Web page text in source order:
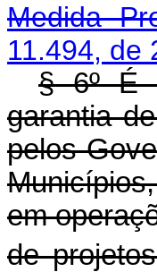
Medida
11.494, de
§ 6º É
garantia
pelos
em
de